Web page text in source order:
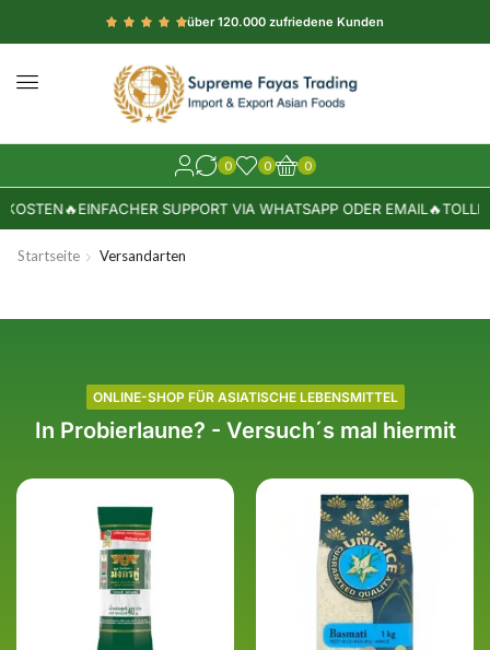
über 120.000 zufriedene Kunden
0 0 0
🔥EINFACHER SUPPORT VIA WHATSAPP ODER EMAIL🔥TOLLE
Startseite Versandarten
ONLINE-SHOP FÜR ASIATISCHE LEBENSMITTEL
In Probierlaune? - Versuch´s mal hiermit